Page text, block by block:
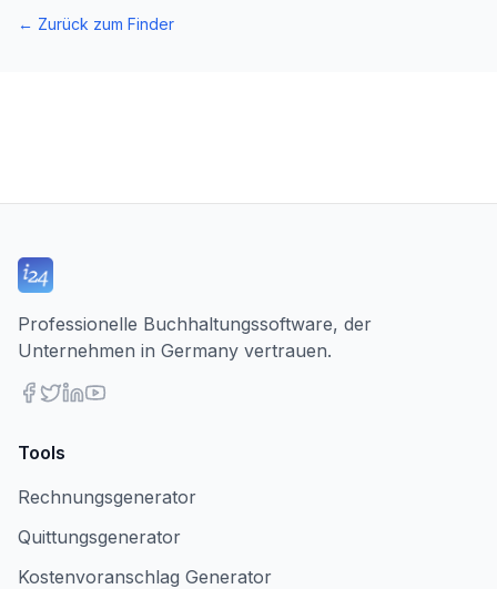
← Zurück zum Finder
Professionelle Buchhaltungssoftware, der
Unternehmen in Germany vertrauen.
Tools
Rechnungsgenerator
Quittungsgenerator
Kostenvoranschlag Generator